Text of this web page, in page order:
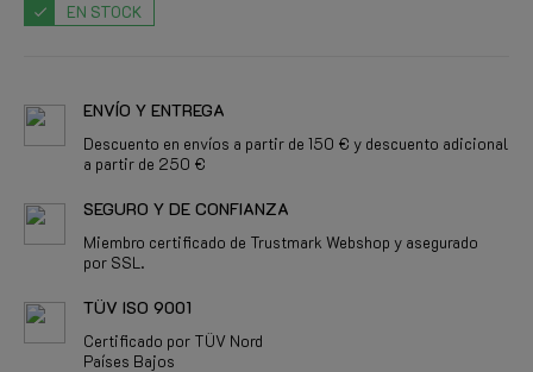
EN STOCK
ENVÍO Y ENTREGA
Descuento en envíos a partir de 150 € y descuento adicional
a partir de 250 €
SEGURO Y DE CONFIANZA
Miembro certificado de Trustmark Webshop y asegurado
por SSL.
TÜV ISO 9001
Certificado por TÜV Nord
Países Bajos